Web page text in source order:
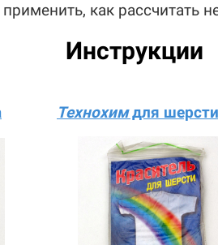
как рассчитать
Инструкции
Технохимдля шерсти